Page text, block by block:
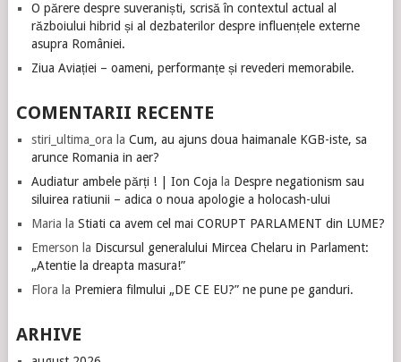
O părere despre suveraniști, scrisă în contextul actual al
războiului hibrid și al dezbaterilor despre influențele externe
asupra României.
Ziua Aviației – oameni, performanțe și revederi memorabile.
COMENTARII RECENTE
stiri_ultima_ora la Cum, au ajuns doua haimanale KGB-iste, sa
arunce Romania in aer?
Audiatur ambele părți ! | Ion Coja la Despre negationism sau
siluirea ratiunii – adica o noua apologie a holocash-ului
Maria la Stiati ca avem cel mai CORUPT PARLAMENT din LUME?
Emerson la Discursul generalului Mircea Chelaru in Parlament:
„Atentie la dreapta masura!”
Flora la Premiera filmului „DE CE EU?” ne pune pe ganduri.
ARHIVE